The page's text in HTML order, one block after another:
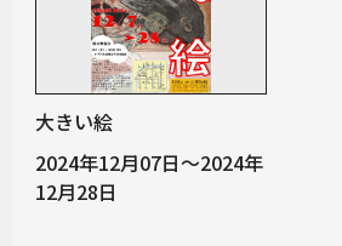
大きい絵
2024年12月07日～2024年
12月28日